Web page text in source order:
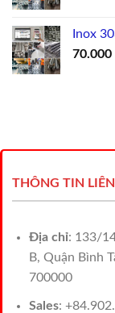
Inox
70.000
THÔNG TIN
Địa chỉ: 133/
B, Quận Bình
700000
Sales: